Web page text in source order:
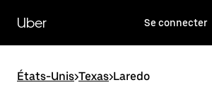
contenu
principal
Uber Se connecter
États-Unis>Texas>Laredo